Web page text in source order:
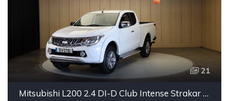
21
Mitsubishi L200 2.4 DI-D Club Intense Strakar 4WD